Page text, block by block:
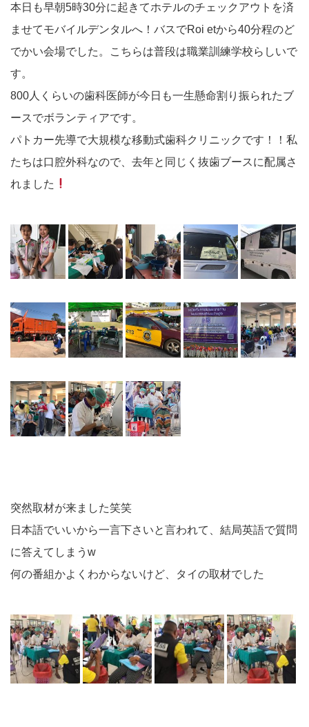
本日も早朝5時30分に起きてホテルのチェックアウトを済
ませてモバイルデンタルへ！バスでRoi etから40分程のど
でかい会場でした。こちらは普段は職業訓練学校らしいで
す。
800人くらいの歯科医師が今日も一生懸命割り振られたブ
ースでボランティアです。
パトカー先導で大規模な移動式歯科クリニックです！！私
たちは口腔外科なので、去年と同じく抜歯ブースに配属さ
れました
突然取材が来ました笑笑
日本語でいいから一言下さいと言われて、結局英語で質問
に答えてしまうw
何の番組かよくわからないけど、タイの取材でした